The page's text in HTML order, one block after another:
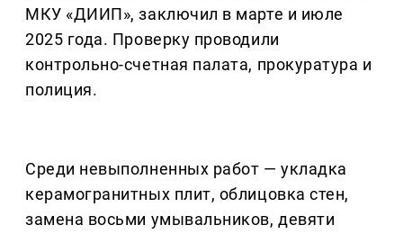
МКУ «ДИИП», заключил в марте и июле
2025 года. Проверку проводили
контрольно-счетная палата, прокуратура и
полиция.
Среди невыполненных работ — укладка
керамогранитных плит, облицовка стен,
замена восьми умывальников, девяти